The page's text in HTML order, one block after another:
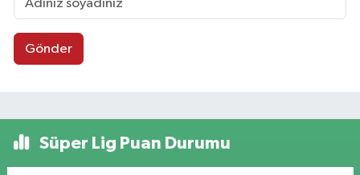
Gönder
Süper Lig Puan Durumu